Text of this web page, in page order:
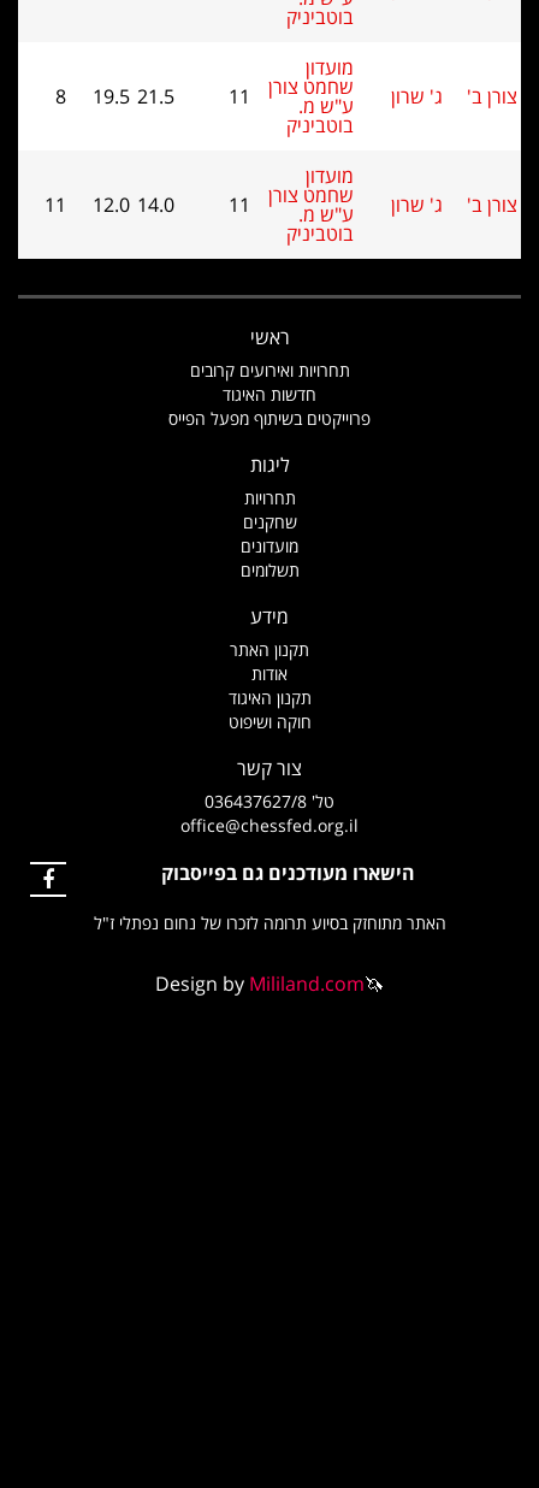
בוטביניק
ג' שרון שחמט צורן
ע"ש מ.
בוטביניק
11
21.5
19.5
8
ג' שרון שחמט צורן
ע"ש מ.
בוטביניק
11
14.0
12.0
11
תחרויות ואירועים קרובים
חדשות האיגוד
פרוייקטים בשיתוף מפעל הפייס
תקנון האתר
תקנון האיגוד
חוקה ושיפוט
office@chessfed.org.il
הישארו מעודכנים גם בפייסבוק
האתר מתוחזק בסיוע תרומה לזכרו של נחום נפתלי ז"ל
Design byMililand.com